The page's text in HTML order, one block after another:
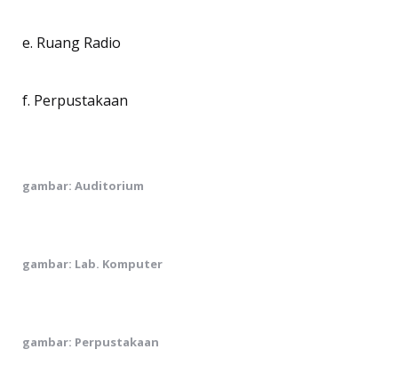
e. Ruang Radio
f. Perpustakaan
gambar: Auditorium
gambar: Lab. Komputer
gambar: Perpustakaan